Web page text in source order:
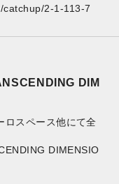
2-1-113-7
DIM
ロスペース他にて全
DIMENSIO